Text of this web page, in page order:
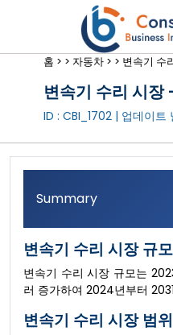
홈 > > 자동차 > > 변속기 수
변속기 수리 시
ID : CBI_1702 | 업데이트
Summary
변속기 수리 시장 규
변속기 수리 시장 규모는
러 증가하여 2024년부터
변속기 수리 시장 범